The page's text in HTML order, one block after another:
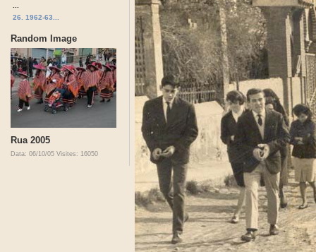
26. 1962-63...
Random Image
Rua 2005
Data: 06/10/05 Visites: 16050